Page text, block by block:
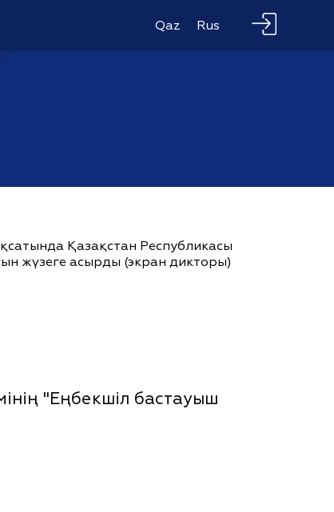
Qaz Rus
Қазақстан Республикасы
жүзеге асырды (экран дикторы)
"Еңбекшіл бастауыш